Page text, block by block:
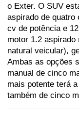
o Exter. O SUV
aspirado de quatro
cv de potência e
motor 1.2
natural veicular),
Ambas as opções
manual de cinco
mais potente terá
também de cinco